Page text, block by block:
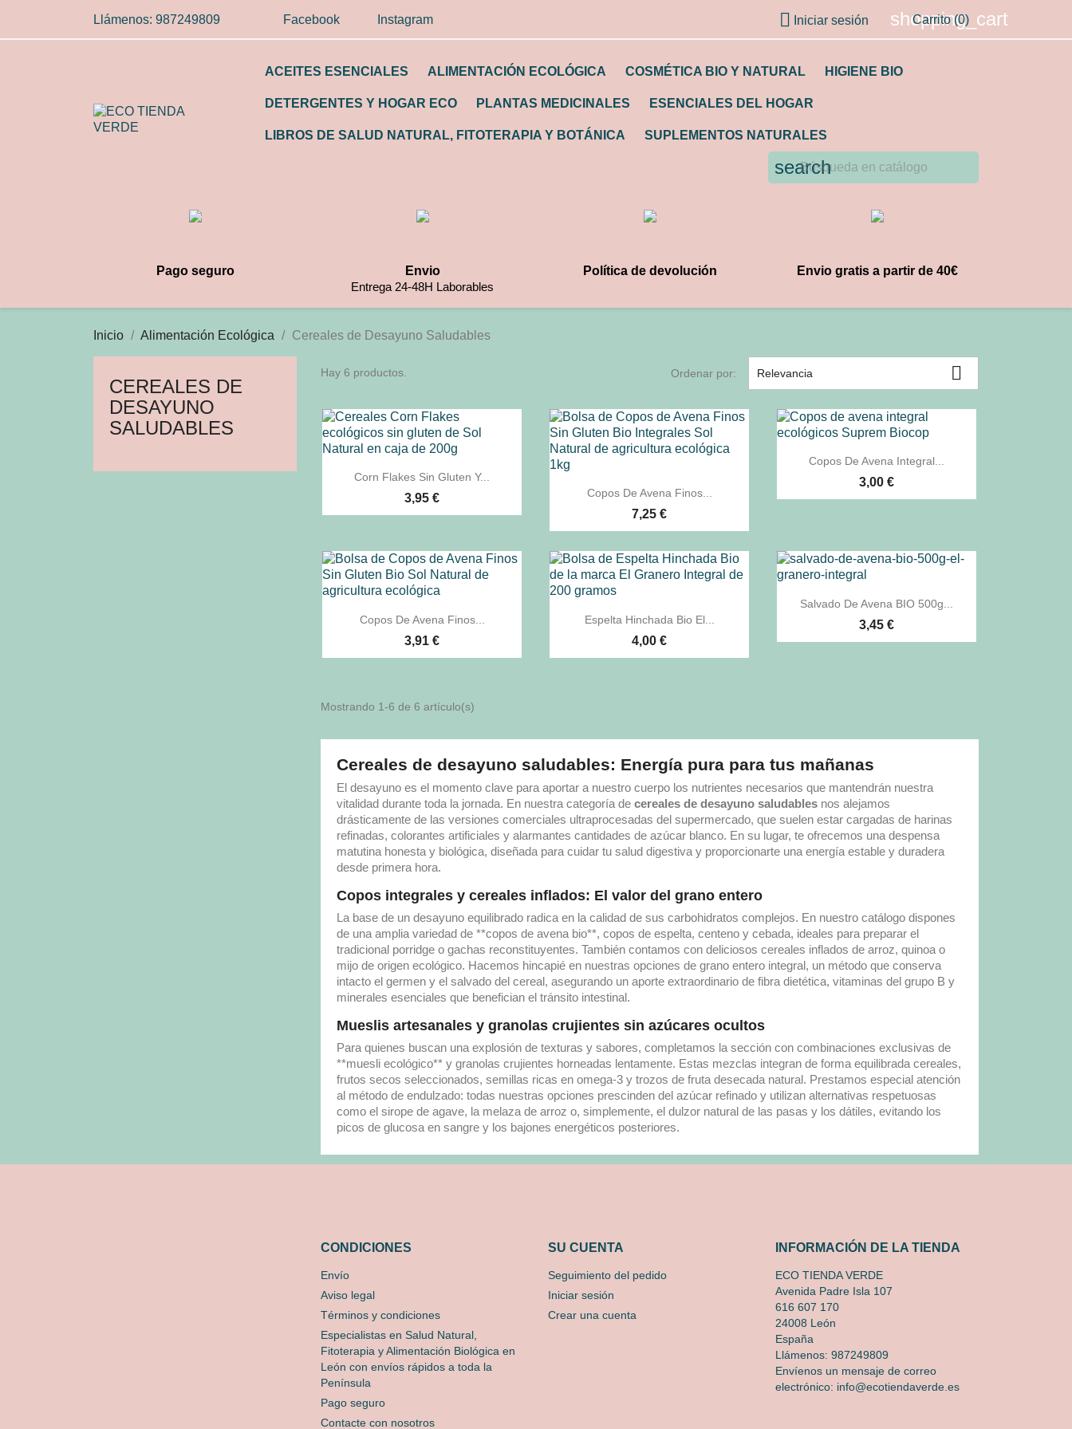
Llámenos: 987249809 Facebook Instagram  Iniciar sesión shopping_cart
Carrito (0)
ACEITES ESENCIALES ALIMENTACIÓN ECOLÓGICA COSMÉTICA BIO Y NATURAL HIGIENE BIO
DETERGENTES Y HOGAR ECO PLANTAS MEDICINALES ESENCIALES DEL HOGAR
LIBROS DE SALUD NATURAL, FITOTERAPIA Y BOTÁNICA SUPLEMENTOS NATURALES
search
Pago seguro
Envio
Entrega 24-48H Laborables
Política de devolución Envio gratis a partir de 40€
Inicio Alimentación Ecológica Cereales de Desayuno Saludables
CEREALES DE
DESAYUNO
SALUDABLES
Hay 6 productos. Ordenar por: Relevancia 
 Vista rápida
Corn Flakes Sin Gluten Y...
3,95 €  Vista rápida
Copos De Avena Finos...
7,25 €
 Vista rápida
Copos De Avena Integral...
3,00 €
 Vista rápida
Copos De Avena Finos...
3,91 €
 Vista rápida
Espelta Hinchada Bio El...
4,00 €
 Vista rápida
Salvado De Avena BIO 500g...
3,45 €
Mostrando 1-6 de 6 artículo(s)
Cereales de desayuno saludables: Energía pura para tus mañanas
El desayuno es el momento clave para aportar a nuestro cuerpo los nutrientes necesarios que mantendrán nuestra
vitalidad durante toda la jornada. En nuestra categoría de cereales de desayuno saludables nos alejamos
drásticamente de las versiones comerciales ultraprocesadas del supermercado, que suelen estar cargadas de harinas
refinadas, colorantes artificiales y alarmantes cantidades de azúcar blanco. En su lugar, te ofrecemos una despensa
matutina honesta y biológica, diseñada para cuidar tu salud digestiva y proporcionarte una energía estable y duradera
desde primera hora.
Copos integrales y cereales inflados: El valor del grano entero
La base de un desayuno equilibrado radica en la calidad de sus carbohidratos complejos. En nuestro catálogo dispones
de una amplia variedad de **copos de avena bio**, copos de espelta, centeno y cebada, ideales para preparar el
tradicional porridge o gachas reconstituyentes. También contamos con deliciosos cereales inflados de arroz, quinoa o
mijo de origen ecológico. Hacemos hincapié en nuestras opciones de grano entero integral, un método que conserva
intacto el germen y el salvado del cereal, asegurando un aporte extraordinario de fibra dietética, vitaminas del grupo B y
minerales esenciales que benefician el tránsito intestinal.
Mueslis artesanales y granolas crujientes sin azúcares ocultos
Para quienes buscan una explosión de texturas y sabores, completamos la sección con combinaciones exclusivas de
**muesli ecológico** y granolas crujientes horneadas lentamente. Estas mezclas integran de forma equilibrada cereales,
frutos secos seleccionados, semillas ricas en omega-3 y trozos de fruta desecada natural. Prestamos especial atención
al método de endulzado: todas nuestras opciones prescinden del azúcar refinado y utilizan alternativas respetuosas
como el sirope de agave, la melaza de arroz o, simplemente, el dulzor natural de las pasas y los dátiles, evitando los
picos de glucosa en sangre y los bajones energéticos posteriores.
CONDICIONES
Envío
Aviso legal
Términos y condiciones
Especialistas en Salud Natural,
Fitoterapia y Alimentación Biológica en
León con envíos rápidos a toda la
Península
Pago seguro
Contacte con nosotros
SU CUENTA
Seguimiento del pedido
Iniciar sesión
Crear una cuenta
INFORMACIÓN DE LA TIENDA
ECO TIENDA VERDE
Avenida Padre Isla 107
616 607 170
24008 León
España
Llámenos: 987249809
Envíenos un mensaje de correo
electrónico: info@ecotiendaverde.es